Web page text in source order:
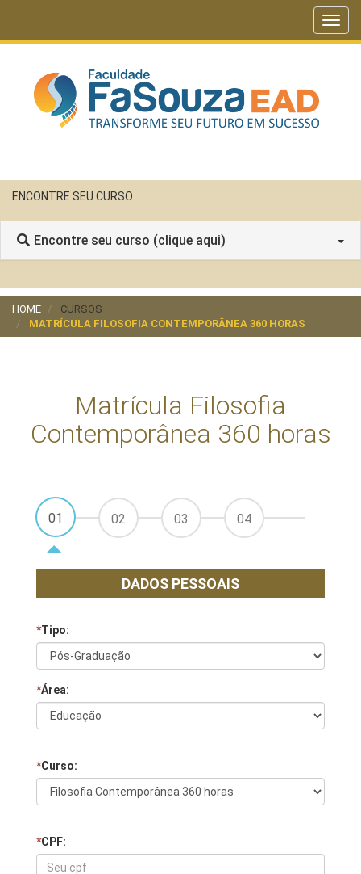
ENCONTRE SEU CURSO
Encontre seu curso (clique aqui)
HOME
CURSOS
MATRÍCULA FILOSOFIA CONTEMPORÂNEA 360 HORAS
Matrícula Filosofia
Contemporânea 360 horas
01 02 03 04
DADOS PESSOAIS
*Tipo:
*Área:
*Curso:
*CPF: